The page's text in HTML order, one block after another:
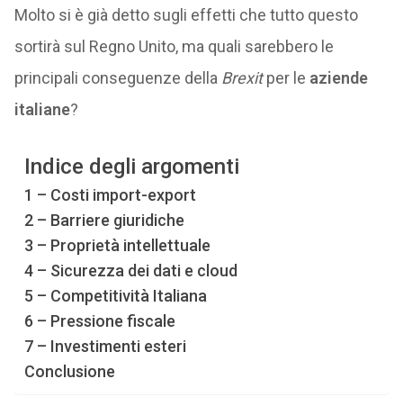
Molto si è già detto sugli effetti che tutto questo
sortirà sul Regno Unito, ma quali sarebbero le
principali conseguenze della Brexitper le aziende
italiane?
Indice degli argomenti
1 – Costi import-export
2 – Barriere giuridiche
3 – Proprietà intellettuale
4 – Sicurezza dei dati e cloud
5 – Competitività Italiana
6 – Pressione fiscale
7 – Investimenti esteri
Conclusione